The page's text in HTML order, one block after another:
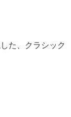
た、クラシック